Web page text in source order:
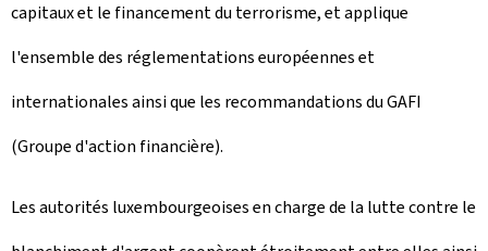
capitaux et le financement du terrorisme, et applique
l'ensemble des réglementations européennes et
internationales ainsi que les recommandations du GAFI
(Groupe d'action financière).
Les autorités luxembourgeoises en charge de la lutte contre le